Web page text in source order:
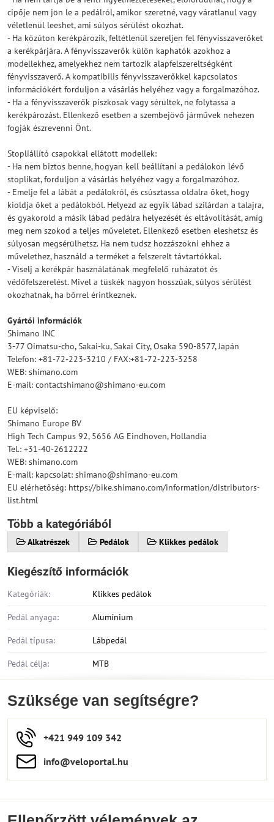
cipője nem jön le a pedálról, amikor szeretné, vagy váratlanul vagy
véletlenül leeshet, ami súlyos sérülést okozhat.
- Ha közúton kerékpározik, feltétlenül szereljen fel fényvisszaverőket
a kerékpárjára. A fényvisszaverők külön kaphatók azokhoz a
modellekhez, amelyekhez nem tartozik alapfelszereltségként
fényvisszaverő. A kompatibilis fényvisszaverőkkel kapcsolatos
információkért forduljon a vásárlás helyéhez vagy a forgalmazóhoz.
- Ha a fényvisszaverők piszkosak vagy sérültek, ne folytassa a
kerékpározást. Ellenkező esetben a szembejövő járművek nehezen
fogják észrevenni Önt.
Stopliállító csapokkal ellátott modellek:
- Ha nem biztos benne, hogyan kell beállítani a pedálokon lévő
stoplikat, forduljon a vásárlás helyéhez vagy a forgalmazóhoz.
- Emelje fel a lábát a pedálokról, és csúsztassa oldalra őket, hogy
kioldja őket a pedálokból. Helyezd az egyik lábad szilárdan a talajra,
és gyakorold a másik lábad pedálra helyezését és eltávolítását, amíg
meg nem szokod a teljes műveletet. Ellenkező esetben eleshetsz és
súlyosan megsérülhetsz. Ha nem tudsz hozzászokni ehhez a
művelethez, használd a terméket a felszerelt távtartókkal.
- Viselj a kerékpár használatának megfelelő ruházatot és
védőfelszerelést. Mivel a tüskék nagyon hosszúak, súlyos sérülést
okozhatnak, ha bőrrel érintkeznek.
Gyártói információk
Shimano INC
3-77 Oimatsu-cho, Sakai-ku, Sakai City, Osaka 590-8577, Japán
Telefon: +81-72-223-3210 / FAX:+81-72-223-3258
WEB: shimano.com
E-mail: contactshimano@shimano-eu.com
EU képviselő:
Shimano Europe BV
High Tech Campus 92, 5656 AG Eindhoven, Hollandia
Tel.: +31-40-2612222
WEB: shimano.com
E-mail: kapcsolat: shimano@shimano-eu.com
EU elérhetőség: https://bike.shimano.com/information/distributors-
list.html
Több a kategóriából
Alkatrészek Pedálok Klikkes pedálok
Kiegészítő információk
Kategóriák: Klikkes pedálok
Pedál anyaga: Alumínium
Pedál típusa: Lábpedál
Pedál célja: MTB
Szüksége van segítségre?
+421 949 109 342
info​​@veloportal​.hu